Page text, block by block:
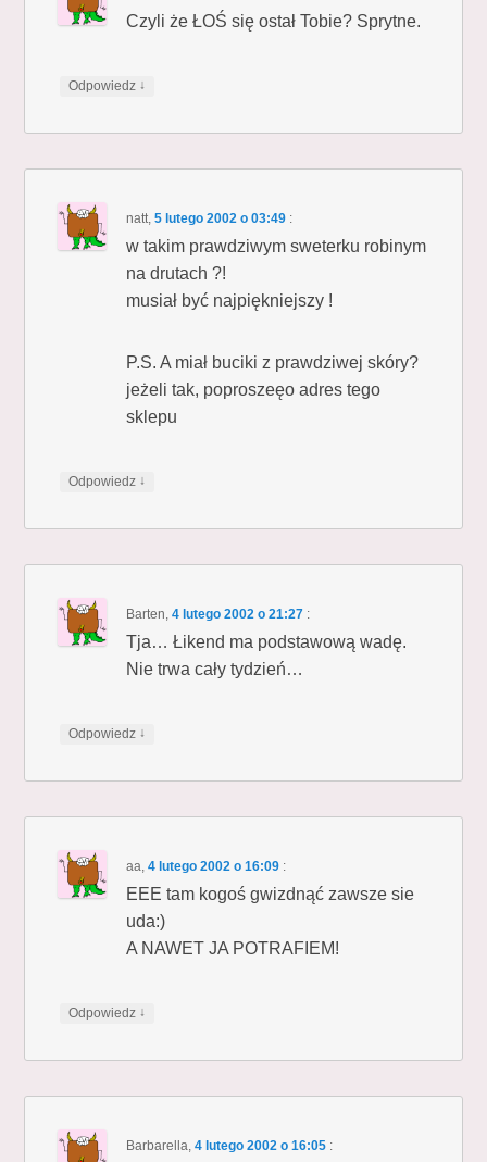
Czyli że ŁOŚ się ostał Tobie? Sprytne.
Odpowiedz ↓
natt,5 lutego 2002 o 03:49 :
w takim prawdziwym sweterku robinym
na drutach ?!
musiał być najpiękniejszy !
P.S. A miał buciki z prawdziwej skóry?
jeżeli tak, poproszeęo adres tego
sklepu
Odpowiedz ↓
Barten,4 lutego 2002 o 21:27 :
Tja… Łikend ma podstawową wadę.
Nie trwa cały tydzień…
Odpowiedz ↓
aa,4 lutego 2002 o 16:09 :
EEE tam kogoś gwizdnąć zawsze sie
uda:)
A NAWET JA POTRAFIEM!
Odpowiedz ↓
Barbarella,4 lutego 2002 o 16:05 :